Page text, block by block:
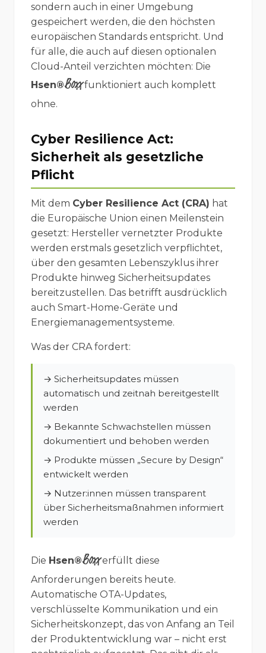
sondern auch in einer Umgebung
gespeichert werden, die den höchsten
europäischen Standards entspricht. Und
für alle, die auch auf diesen optionalen
Cloud-Anteil verzichten möchten: Die
Hsen®Boxxfunktioniert auch komplett
ohne.
Cyber Resilience Act:
Sicherheit als gesetzliche
Pflicht
Mit dem Cyber Resilience Act (CRA) hat
die Europäische Union einen Meilenstein
gesetzt: Hersteller vernetzter Produkte
werden erstmals gesetzlich verpflichtet,
über den gesamten Lebenszyklus ihrer
Produkte hinweg Sicherheitsupdates
bereitzustellen. Das betrifft ausdrücklich
auch Smart-Home-Geräte und
Energiemanagementsysteme.
Was der CRA fordert:
→ Sicherheitsupdates müssen
automatisch und zeitnah bereitgestellt
werden
→ Bekannte Schwachstellen müssen
dokumentiert und behoben werden
→ Produkte müssen „Secure by Design“
entwickelt werden
→ Nutzer:innen müssen transparent
über Sicherheitsmaßnahmen informiert
werden
Die Hsen®Boxxerfüllt diese
Anforderungen bereits heute.
Automatische OTA-Updates,
verschlüsselte Kommunikation und ein
Sicherheitskonzept, das von Anfang an Teil
der Produktentwicklung war – nicht erst